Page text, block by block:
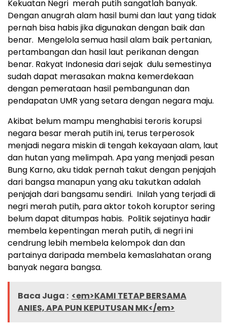
Kekuatan Negri merah putih sangatlah banyak.
Dengan anugrah alam hasil bumi dan laut yang tidak
pernah bisa habis jika digunakan dengan baik dan
benar. Mengelola semua hasil alam baik pertanian,
pertambangan dan hasil laut perikanan dengan
benar. Rakyat Indonesia dari sejak dulu semestinya
sudah dapat merasakan makna kemerdekaan
dengan pemerataan hasil pembangunan dan
pendapatan UMR yang setara dengan negara maju.
Akibat belum mampu menghabisi teroris korupsi
negara besar merah putih ini, terus terperosok
menjadi negara miskin di tengah kekayaan alam, laut
dan hutan yang melimpah. Apa yang menjadi pesan
Bung Karno, aku tidak pernah takut dengan penjajah
dari bangsa manapun yang aku takutkan adalah
penjajah dari bangsamu sendiri. Inilah yang terjadi di
negri merah putih, para aktor tokoh koruptor sering
belum dapat ditumpas habis. Politik sejatinya hadir
membela kepentingan merah putih, di negri ini
cendrung lebih membela kelompok dan dan
partainya daripada membela kemaslahatan orang
banyak negara bangsa.
Baca Juga : <em>KAMI TETAP BERSAMA
ANIES, APA PUN KEPUTUSAN MK</em>